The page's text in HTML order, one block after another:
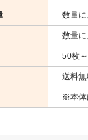
数量
数量
50枚～
送料
※本体